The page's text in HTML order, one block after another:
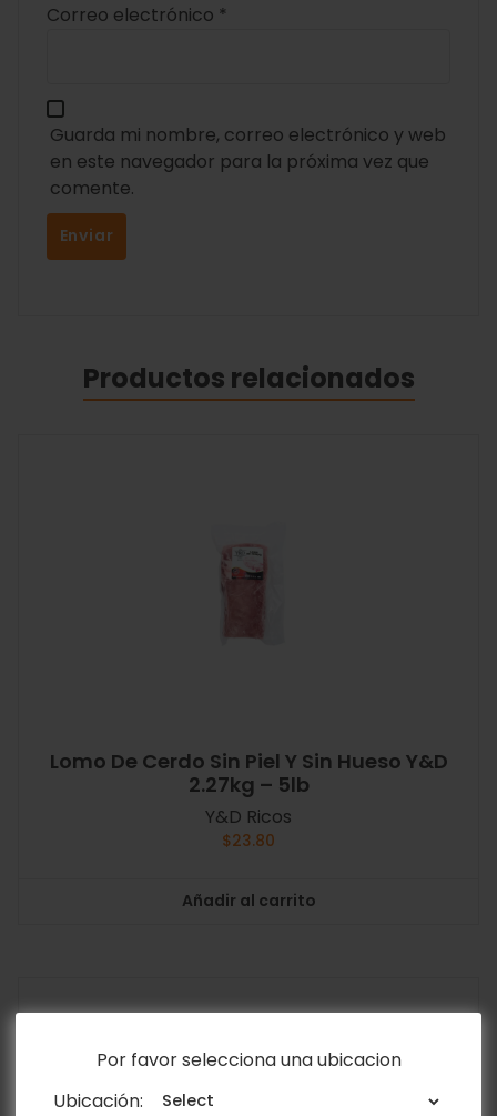
Por favor selecciona una ubicacion
Ubicación:
Correo electrónico *
Guarda mi nombre, correo electrónico y web
en este navegador para la próxima vez que
comente.
Productos relacionados
Lomo De Cerdo Sin Piel Y Sin Hueso Y&D
2.27kg – 5lb
Y&D Ricos
$23.80
Añadir al carrito